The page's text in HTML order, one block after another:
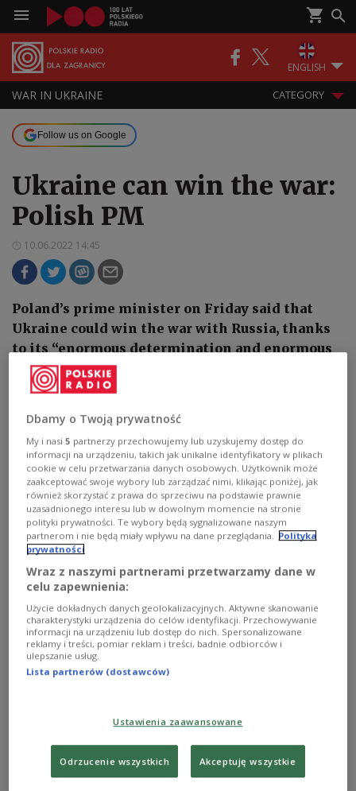
ENGLISH
WAR IN UKRAINE CATEGORY
Follow us on Google
Ukraine can win the war:
Polish PM
10.06.2022 14:45
Poland’s prime minister on Friday said that
Ukraine could win the war with Russia, thanks
to its “enormous determination and enormous
courage.”
Project" conference in Warsaw on Friday, June 10, 2022.
PAP/Tomasz
Gzell
Mateusz Morawiecki
a conference on the future of Poland in the capital
The PM told the audience: ‘Ukraine can win and
will win - because it is showing enormous
Dbamy o Twoją prywatność
My i nasi5 partnerzy przechowujemy lub uzyskujemy dostęp do
informacji na urządzeniu, takich jak unikalne identyfikatory w plikach
cookie w celu przetwarzania danych osobowych. Użytkownik może
zaakceptować swoje wybory lub zarządzać nimi, klikając poniżej, jak
również skorzystać z prawa do sprzeciwu na podstawie prawnie
uzasadnionego interesu lub w dowolnym momencie na stronie
polityki prywatności. Te wybory będą sygnalizowane naszym
partnerom i nie będą miały wpływu na dane przeglądania. Polityka
prywatności
Wraz z naszymi partnerami przetwarzamy dane w
celu zapewnienia:
Użycie dokładnych danych geolokalizacyjnych. Aktywne skanowanie
charakterystyki urządzenia do celów identyfikacji. Przechowywanie
informacji na urządzeniu lub dostęp do nich. Spersonalizowane
reklamy i treści, pomiar reklam i treści, badnie odbiorców i
ulepszanie usług.
Lista partnerów (dostawców)
Ustawienia zaawansowane
Odrzucenie wszystkich Akceptuję wszystkie